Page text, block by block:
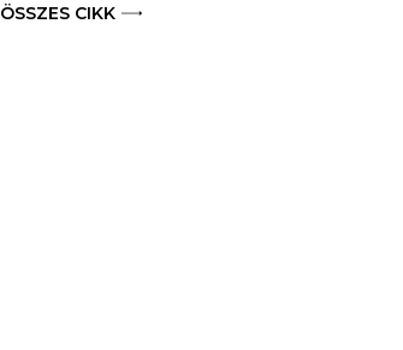
ÖSSZES CIKK